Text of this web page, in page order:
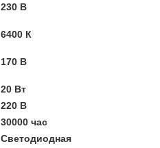
230 В
6400 К
170 В
20 Вт
220 В
30000 час
Светодиодная